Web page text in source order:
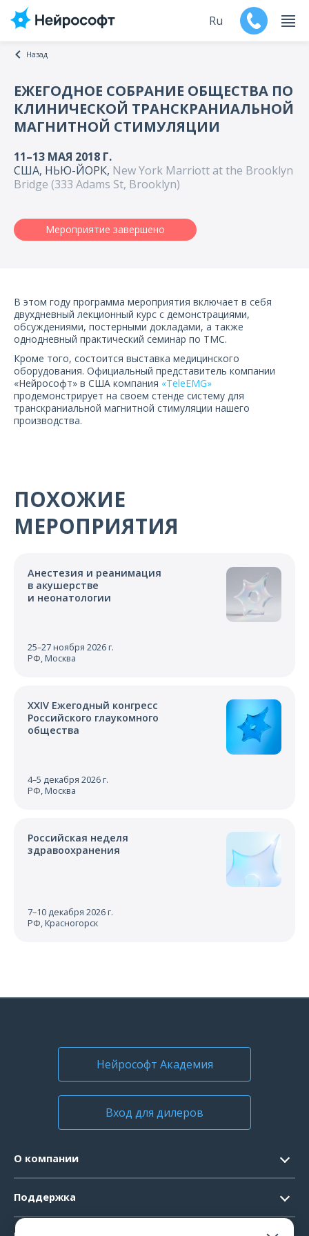
Продукты
Контакты
О компании
Ru
Назад
ЕЖЕГОДНОЕ СОБРАНИЕ ОБЩЕСТВА ПО
КЛИНИЧЕСКОЙ ТРАНСКРАНИАЛЬНОЙ
МАГНИТНОЙ СТИМУЛЯЦИИ
11–13 МАЯ 2018 Г.
США, НЬЮ-ЙОРК, New York Marriott at the Brooklyn
Bridge (333 Adams St, Brooklyn)
Мероприятие завершено
В этом году программа мероприятия включает в себя
двухдневный лекционный курс с демонстрациями,
обсуждениями, постерными докладами, а также
однодневный практический семинар по ТМС.
Кроме того, состоится выставка медицинского
оборудования. Официальный представитель компании
«Нейрософт» в США компания «TeleEMG»
продемонстрирует на своем стенде систему для
транскраниальной магнитной стимуляции нашего
производства.
ПОХОЖИЕ
МЕРОПРИЯТИЯ
Анестезия и реанимация
в акушерстве
и неонатологии
25–27 ноября 2026 г.
РФ, Москва
XXIV Ежегодный конгресс
Российского глаукомного
общества
4–5 декабря 2026 г.
РФ, Москва
Российская неделя
здравоохранения
7–10 декабря 2026 г.
РФ, Красногорск
Нейрософт Академия
Вход для дилеров
О компании
Официальные документы
Поддержка